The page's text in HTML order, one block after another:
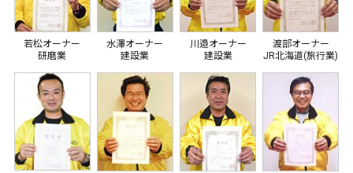
若松オーナー
研磨業
水澤オーナー
建設業
川邉オーナー
建設業
渡部オーナー
JR北海道(旅行業)